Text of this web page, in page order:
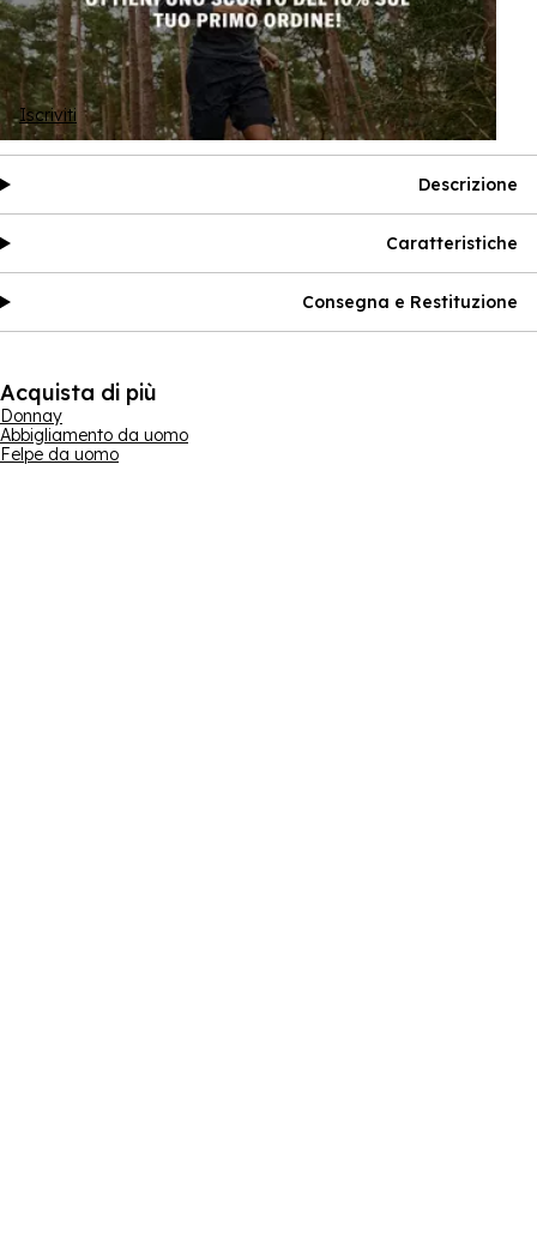
Iscriviti
Descrizione
Caratteristiche
Consegna e Restituzione
Acquista di più
Donnay
Abbigliamento da uomo
Felpe da uomo